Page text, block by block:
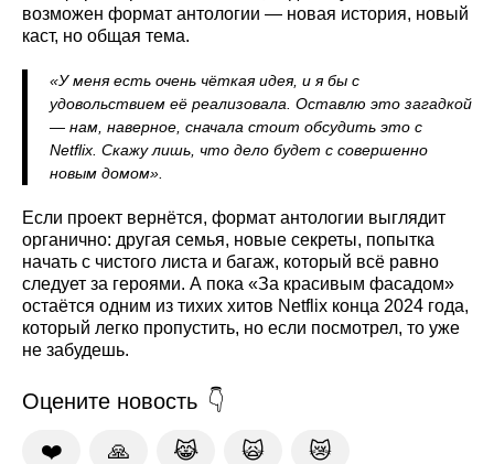
возможен формат антологии — новая история, новый
каст, но общая тема.
«У меня есть очень чёткая идея, и я бы с
удовольствием её реализовала. Оставлю это загадкой
— нам, наверное, сначала стоит обсудить это с
Netflix. Скажу лишь, что дело будет с совершенно
новым домом».
Если проект вернётся, формат антологии выглядит
органично: другая семья, новые секреты, попытка
начать с чистого листа и багаж, который всё равно
следует за героями. А пока «За красивым фасадом»
остаётся одним из тихих хитов Netflix конца 2024 года,
который легко пропустить, но если посмотрел, то уже
не забудешь.
Оцените новость
❤️ 🙏 😹 🙀 😿